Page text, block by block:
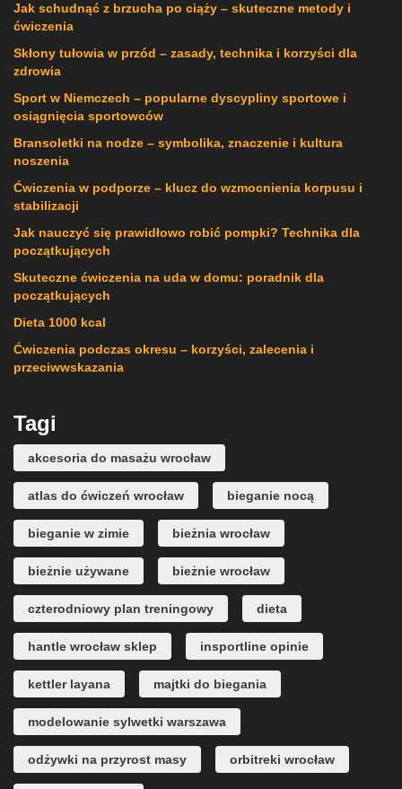
Jak schudnąć z brzucha po ciąży – skuteczne metody i
ćwiczenia
Skłony tułowia w przód – zasady, technika i korzyści dla
zdrowia
Sport w Niemczech – popularne dyscypliny sportowe i
osiągnięcia sportowców
Bransoletki na nodze – symbolika, znaczenie i kultura
noszenia
Ćwiczenia w podporze – klucz do wzmocnienia korpusu i
stabilizacji
Jak nauczyć się prawidłowo robić pompki? Technika dla
początkujących
Skuteczne ćwiczenia na uda w domu: poradnik dla
początkujących
Dieta 1000 kcal
Ćwiczenia podczas okresu – korzyści, zalecenia i
przeciwwskazania
Tagi
akcesoria do masażu wrocław
atlas do ćwiczeń wrocław bieganie nocą
bieganie w zimie bieżnia wrocław
bieżnie używane bieżnie wrocław
czterodniowy plan treningowy dieta
hantle wrocław sklep insportline opinie
kettler layana majtki do biegania
modelowanie sylwetki warszawa
odżywki na przyrost masy orbitreki wrocław